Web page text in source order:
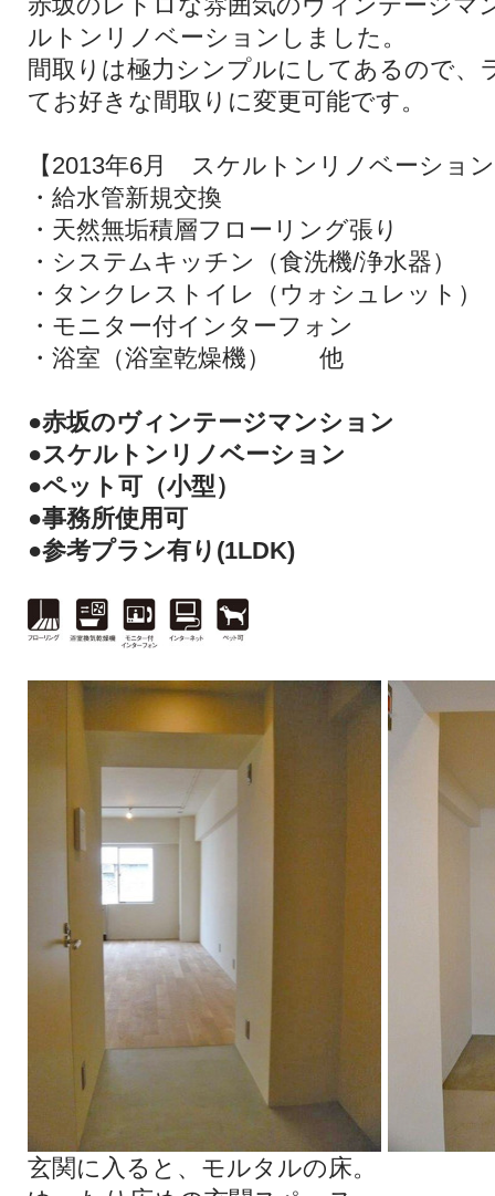
ルトンリノベーションしました。
間取りは極力シンプルにしてあるので、
てお好きな間取りに変更可能です。
【2013年6月 スケルトンリノベーショ
・給水管新規交換
・天然無垢積層フローリング張り
・システムキッチン（食洗機/浄水器）
・タンクレストイレ（ウォシュレット）
・モニター付インターフォン
・浴室（浴室乾燥機） 他
●赤坂のヴィンテージマンション
●スケルトンリノベーション
●ペット可（小型）
●事務所使用可
●参考プラン有り(1LDK)
玄関に入ると、モルタルの床。